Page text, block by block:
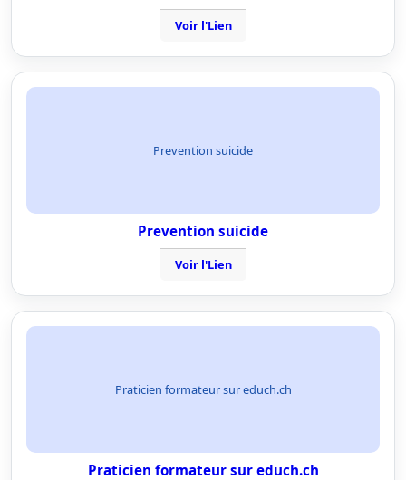
Voir l'Lien
Prevention suicide
Prevention suicide
Voir l'Lien
Praticien formateur sur educh.ch
Praticien formateur sur educh.ch